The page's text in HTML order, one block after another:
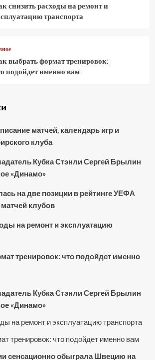
снизить расходы на ремонт и
транспорта
выбрать формат тренировок:
подойдет именно вам
матчей, календарь игр и
клуба
Кубка Стэнли Сергей Брылин
«Динамо»
на две позиции в рейтинге УЕФА
клубов
на ремонт и эксплуатацию
тренировок: что подойдет именно
Кубка Стэнли Сергей Брылин
«Динамо»
на ремонт и эксплуатацию транспорта
тренировок: что подойдет именно вам
сенсационно обыграла Швецию на